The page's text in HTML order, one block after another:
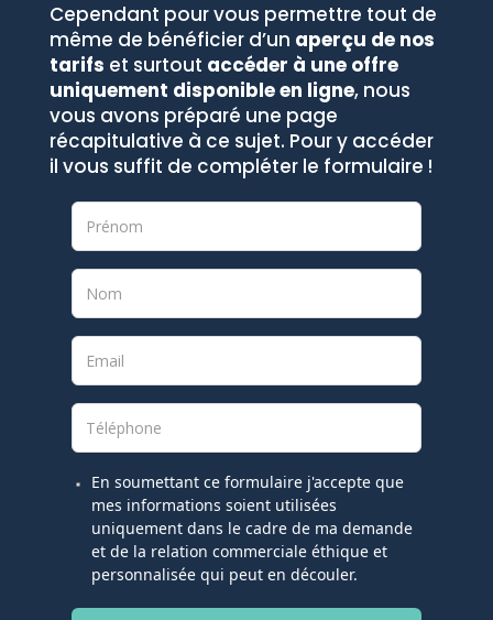
Cependant pour vous permettre tout de
même de bénéficier d’un aperçu de nos
tarifs et surtout accéder à une offre
uniquement disponible en ligne, nous
vous avons préparé une page
récapitulative à ce sujet. Pour y accéder
il vous suffit de compléter le formulaire !
En soumettant ce formulaire j'accepte que
mes informations soient utilisées
uniquement dans le cadre de ma demande
et de la relation commerciale éthique et
personnalisée qui peut en découler.